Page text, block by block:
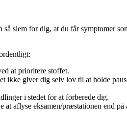
så slem for dig, at du får symptomer
at prioritere stoffet.
ikke giver dig selv lov til at holde
i stedet for at forberede dig.
at aflyse eksamen/præstationen end på